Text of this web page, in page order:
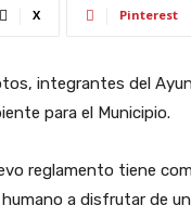
X Pinterest
integrantes del
para el Municipio.
reglamento tiene
a disfrutar de